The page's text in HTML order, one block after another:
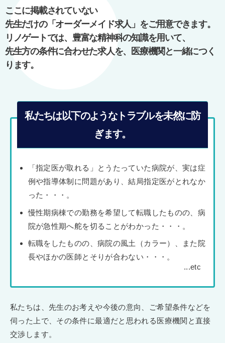
シ
ョ
ン
ここに掲載されていない
先生だけの「オーダーメイド求人」をご用意できます。
リノゲートでは、豊富な精神科の知識を用いて、
先生方の条件に合わせた求人を、医療機関と一緒につく
ります。
私たちは以下のようなトラブルを未然に防
ぎます。
「指定医が取れる」とうたっていた病院が、実は症
例や指導体制に問題があり、結局指定医がとれなか
った・・・。
慢性期病棟での勤務を希望して転職したものの、病
院が急性期へ舵を切ることがわかった・・・。
転職をしたものの、病院の風土（カラー）、また院
長やほかの医師とそりが合わない・・・。
私たちは、先生のお考えや今後の意向、ご希望条件などを
伺った上で、その条件に最適だと思われる医療機関と直接
交渉します。